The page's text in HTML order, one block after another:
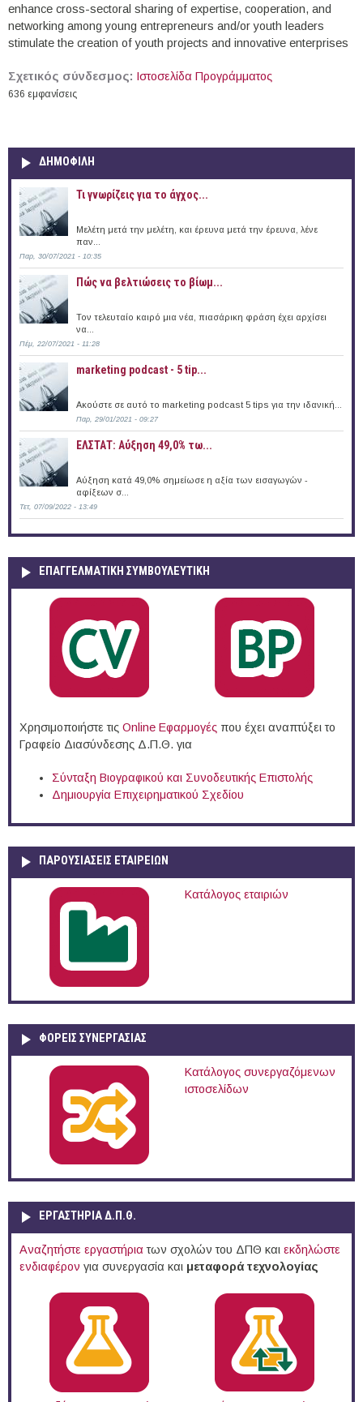
enhance cross-sectoral sharing of expertise, cooperation, and
networking among young entrepreneurs and/or youth leaders
stimulate the creation of youth projects and innovative enterprises
Σχετικός σύνδεσμος: Ιστοσελίδα Προγράμματος
636 εμφανίσεις
ΔΗΜΟΦΙΛΗ
Τι γνωρίζεις για το άγχος...
Μελέτη μετά την μελέτη, και έρευνα μετά την έρευνα, λένε
παν...
Παρ, 30/07/2021 - 10:35
Πώς να βελτιώσεις το βίωμ...
Τον τελευταίο καιρό μια νέα, πιασάρικη φράση έχει αρχίσει
να...
Πέμ, 22/07/2021 - 11:28
marketing podcast - 5 tip...
Ακούστε σε αυτό το marketing podcast 5 tips για την ιδανική...
Παρ, 29/01/2021 - 09:27
​ΕΛΣΤΑΤ: Αύξηση 49,0%​ τω...
Αύξηση κατά 49,0%​ σημείωσε η αξία των εισαγωγών -
αφίξεων σ...
Τετ, 07/09/2022 - 13:49
ΕΠΑΓΓΕΛΜΑΤΙΚΉ ΣΥΜΒΟΥΛΕΥΤΙΚΉ
Χρησιμοποιήστε τις Online Eφαρμογές που έχει αναπτύξει το
Γραφείο Διασύνδεσης Δ.Π.Θ. για
Σύνταξη Βιογραφικού και Συνοδευτικής Επιστολής
Δημιουργία Επιχειρηματικού Σχεδίου
ΠΑΡΟΥΣΙΆΣΕΙΣ ΕΤΑΙΡΕΙΏΝ
Κατάλογος εταιριών
ΦΟΡΕΙΣ ΣΥΝΕΡΓΑΣΙΑΣ
Κατάλογος συνεργαζόμενων
ιστοσελίδων
ΕΡΓΑΣΤΗΡΙΑ Δ.Π.Θ.
Αναζητήστε εργαστήρια των σχολών του ΔΠΘ και εκδηλώστε
ενδιαφέρον για συνεργασία και μεταφορά τεχνολογίας